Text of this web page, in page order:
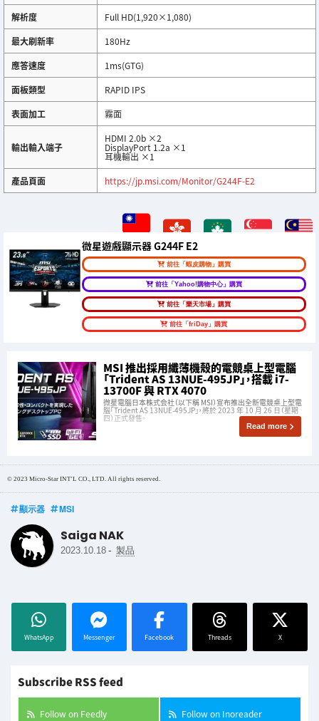
解析度
Full HD(1,920×1,080)
最大刷新率
180Hz
應答速度
1ms(GTG)
面板類型
RAPID IPS
表面加工
霧面
輸出輸入端子
HDMI 2.0b ×2
DisplayPort 1.2a ×1
耳機輸出 ×1
產品頁面
https://jp.msi.com/Monitor/G244F-E2
微星遊戲顯示器 G244F E2
前往「蝦皮購物」購買
前往「Yahoo!購物中心」購買
前往「樂天市場」購買
前往「friDay」購買
MSI 推出採用纖薄機殼的電競桌上型電腦
「Trident AS 13NUE-495JP」，搭載 i7-
13700F 與 RTX 4070
微星電腦日本株式会社（以下稱 MSI）宣布推出全新電競桌上型電
腦「Trident AS 13NUE-495JP」，將於 2023 年 10 月 26 日（星期
四）正式發售。
Read more
© 2023 Micro-Star INT'L CO., LTD. All rights reserved.
顯示器 MSI
Saiga NAK
2023.10.18 - 製品
WhatsApp Messenger Facebook Threads X
Subscribe RSS feed
Follow on Feedly Follow on Inoreader